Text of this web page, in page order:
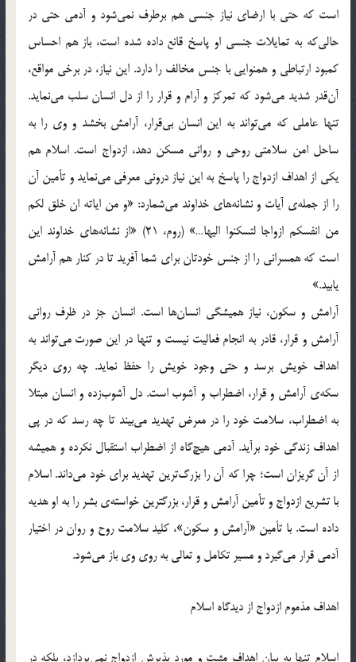
است كه حتي با ارضاي نياز جنسي هم برطرف نمي‌شود و آدمي حتي در
حالي‌كه به تمايلات جنسي او پاسخ قانع داده شده است، باز هم احساس
كمبود ارتباطي و همنوايي با جنس مخالف را دارد. اين نياز، در برخي مواقع،
آن‌قدر شديد مي‌شود كه تمركز و آرام و قرار را از دل انسان سلب مي‌نمايد.
تنها عاملي كه مي‌تواند به اين انسان بي‌قرار، آرامش بخشد و وي را به
ساحل امن سلامتي روحي و رواني مسكن دهد، ازدواج است. اسلام هم
يكي از اهداف ازدواج را پاسخ به اين نياز دروني معرفي مي‌نمايد و تأمين آن
را از جمله‌ي آيات و نشانه‌هاي خداوند مي‌شمارد: «و من اياته ان خلق لكم
من انفسكم ازواجا لتسكنوا اليها…» (روم، 21) «از نشانه‌هاي خداوند اين
است كه همسراني را از جنس خودتان براي شما آفريد تا در كنار هم آرامش
يابيد.»
آرامش و سكون، نياز هميشگي انسان‌ها است. انسان جز در ظرف رواني
آرامش و قرار، قادر به انجام فعاليت نيست و تنها در اين صورت مي‌تواند به
اهداف خويش برسد و حتي وجود خويش را حفظ نمايد. چه روي ديگر
سكه‌ي آرامش و قرار، اضطراب و آشوب است. دل آشوب‌زده و انسان مبتلا
به اضطراب، سلامت خود را در معرض تهديد مي‌بيند تا چه رسد كه در پي
اهداف زندگي خود برآيد. آدمي هيچ‌گاه از اضطراب استقبال نكرده و هميشه
از آن گريزان است؛ چرا كه آن را بزرگ‌ترين تهديد براي خود مي‌داند. اسلام
با تشريع ازدواج و تأمين آرامش و قرار، بزرگترين خواسته‌ي بشر را به او هديه
داده است. با تأمين «آرامش و سكون»، كليد سلامت روح و روان در اختيار
آدمي قرار مي‌گيرد و مسير تكامل و تعالي به روي وي باز مي‌شود.
اهداف مذموم ازدواج از ديدگاه اسلام